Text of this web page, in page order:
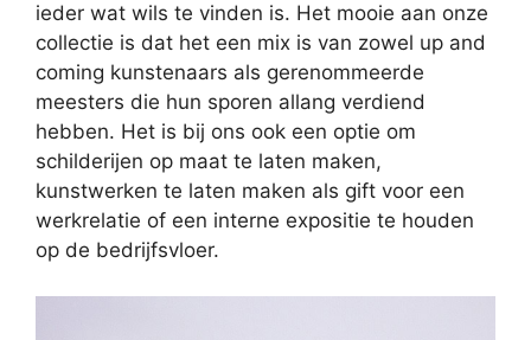
ieder wat wils te vinden is. Het mooie aan onze
collectie is dat het een mix is van zowel up and
coming kunstenaars als gerenommeerde
meesters die hun sporen allang verdiend
hebben. Het is bij ons ook een optie om
schilderijen op maat te laten maken,
kunstwerken te laten maken als gift voor een
werkrelatie of een interne expositie te houden
op de bedrijfsvloer.